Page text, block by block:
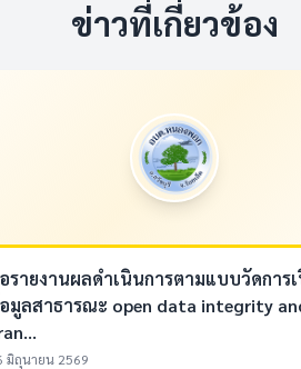
ข่าวที่เกี่ยวข้อง
รายงานผลดำเนินการตามแบบวัดการ
มูลสาธารณะ open data integrity
มิถุนายน 2569